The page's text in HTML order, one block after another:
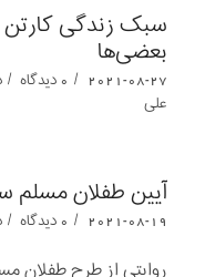
سبک زندگی
بعضی‌ها
2021-08-27
/ 0 دیدگاه /
علی
آیین طفلان مسلم سال
2021-08-19
/ 0 دیدگاه /